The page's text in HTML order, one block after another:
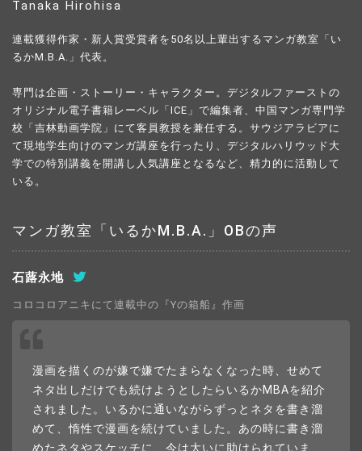
Tanaka Hirohisa
連載獲得作家・新人賞受賞者を50名以上輩出するマンガ教室「い
るかM.B.A.」代表。
専門は企画・ストーリー・キャラクター。デジタルファーストの
オリジナル電子書籍レーベル「ICE」で編集者、中国マンガ専門学
校「吉林動画学院」にて客員教授を兼任する。サウジアラビアに
て現地学生向けのマンガ講座を行ったり、デジタルハリウッド大
学での特別講義を開講し人気講座となるなど、精力的に活動して
いる。
マンガ教室「いるかM.B.A.」OBの声
石蕗永地
コロコロアニキにて連載中の『Yの箱船』作画
漫画を描くのが嫌で嫌でたまらなくなった時、せめて
ネタ出しだけでも続けようとしたらいるかMBAを紹介
されました。いるかに通いながらずっとネタを書き溜
めて、惰性で漫画を続けていました。あの時に書き溜
めたネタやスケッチに、今は大いに助けられていま